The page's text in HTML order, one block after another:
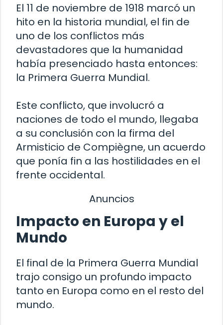
El 11 de noviembre de 1918 marcó un
hito en la historia mundial, el fin de
uno de los conflictos más
devastadores que la humanidad
había presenciado hasta entonces:
la Primera Guerra Mundial.
Este conflicto, que involucró a
naciones de todo el mundo, llegaba
a su conclusión con la firma del
Armisticio de Compiègne, un acuerdo
que ponía fin a las hostilidades en el
frente occidental.
Anuncios
Impacto en Europa y el
Mundo
El final de la Primera Guerra Mundial
trajo consigo un profundo impacto
tanto en Europa como en el resto del
mundo.